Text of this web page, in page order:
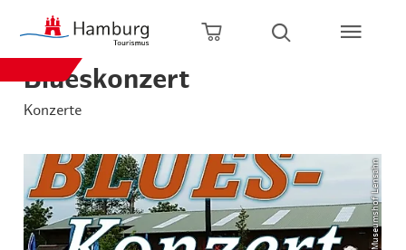
Zum Hauptinhalt springen
Zur Hauptnavigation springen
Zur Volltextsuche springen
Zum Footer springen
Warenkorb öffnen
Suche öffnen
Blueskonzert
Konzerte
© Museumshof Lensahn